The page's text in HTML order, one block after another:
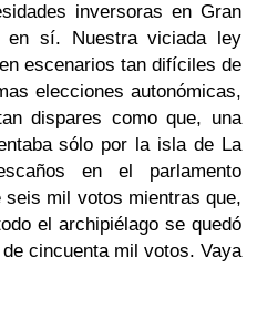
inversoras en Gran
en sí. Nuestra viciada ley
escenarios tan difíciles de
elecciones autonómicas,
dispares como que, una
sólo por la isla de La
en el parlamento
seis mil votos mientras que,
el archipiélago se quedó
cincuenta mil votos. Vaya